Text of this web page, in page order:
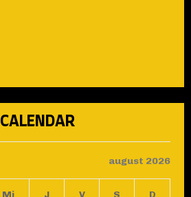
CALENDAR
august 2026
Mi J V S D